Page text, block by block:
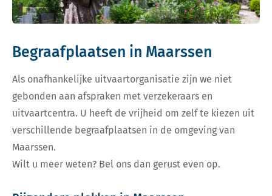
Begraafplaatsen in Maarssen
Als onafhankelijke uitvaartorganisatie zijn we niet
gebonden aan afspraken met verzekeraars en
uitvaartcentra. U heeft de vrijheid om zelf te kiezen uit
verschillende begraafplaatsen in de omgeving van
Maarssen.
Wilt u meer weten? Bel ons dan gerust even op.